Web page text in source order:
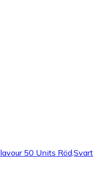
50 Units Röd,Svart